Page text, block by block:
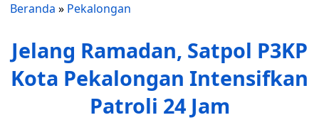
Beranda » Pekalongan
Jelang Ramadan, Satpol P3KP
Kota Pekalongan Intensifkan
Patroli 24 Jam